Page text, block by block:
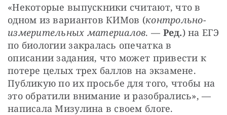
«Некоторые выпускники считают, что в
одном из вариантов КИМов (контрольно-
измерительных материалов. — Ред.) на ЕГЭ
по биологии закралась опечатка в
описании задания, что может привести к
потере целых трех баллов на экзамене.
Публикую по их просьбе для того, чтобы на
это обратили внимание и разобрались», —
написала Мизулина в своем блоге.